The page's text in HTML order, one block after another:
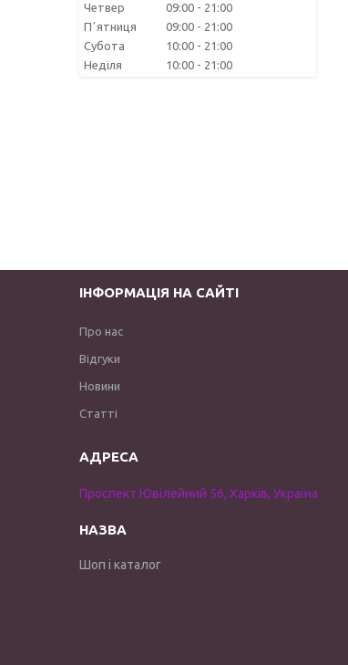
Четвер
09:00
21:00
Пʼятниця
09:00
21:00
Субота
10:00
21:00
Неділя
10:00 21:00
ІНФОРМАЦІЯ НА САЙТІ
Про нас
Відгуки
Новини
Статті
Проспект Ювілейний 56, Харків, Україна
Шоп і каталог